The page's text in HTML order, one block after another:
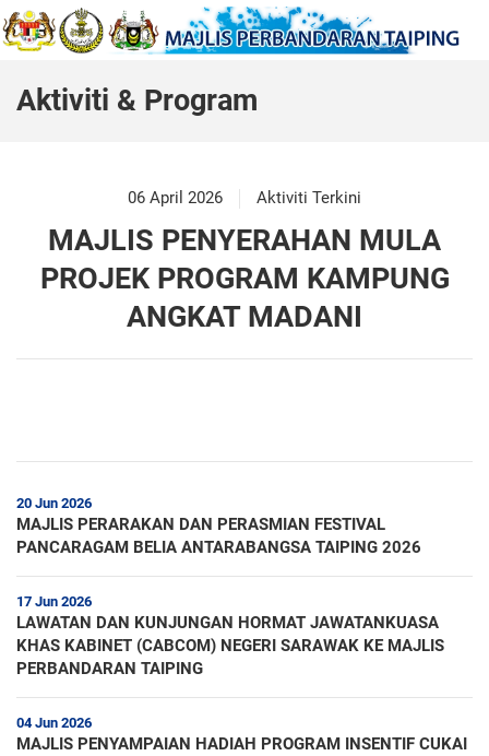
Aktiviti & Program
06 April 2026 Aktiviti Terkini
MAJLIS PENYERAHAN MULA
PROJEK PROGRAM KAMPUNG
ANGKAT MADANI
20 Jun 2026
MAJLIS PERARAKAN DAN PERASMIAN FESTIVAL
PANCARAGAM BELIA ANTARABANGSA TAIPING 2026
17 Jun 2026
LAWATAN DAN KUNJUNGAN HORMAT JAWATANKUASA
KHAS KABINET (CABCOM) NEGERI SARAWAK KE MAJLIS
PERBANDARAN TAIPING
04 Jun 2026
MAJLIS PENYAMPAIAN HADIAH PROGRAM INSENTIF CUKAI